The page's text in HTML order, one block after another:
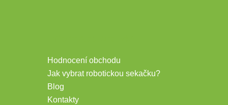
Hodnocení obchodu
Jak vybrat robotickou sekačku?
Blog
Kontakty